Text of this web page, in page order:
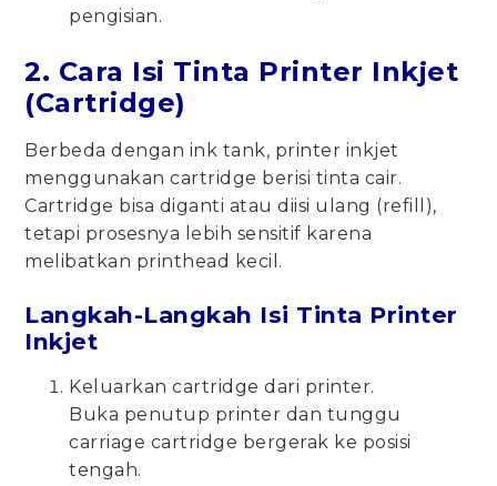
pengisian.
2. Cara Isi Tinta Printer Inkjet
(Cartridge)
Berbeda dengan ink tank, printer inkjet
menggunakan cartridge berisi tinta cair.
Cartridge bisa diganti atau diisi ulang (refill),
tetapi prosesnya lebih sensitif karena
melibatkan printhead kecil.
Langkah-Langkah Isi Tinta Printer
Inkjet
Keluarkan cartridge dari printer.
Buka penutup printer dan tunggu
carriage cartridge bergerak ke posisi
tengah.